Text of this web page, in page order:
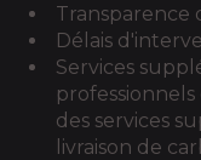
Transparence
Délais
Services
des services
livraison de